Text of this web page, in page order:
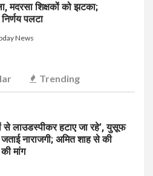
मदरसा शिक्षकों को झटका;
पलटा
News
Trending
से लाउडस्पीकर हटाए जा रहे’, युसूफ
नाराजगी; अमित शाह से की
मांग